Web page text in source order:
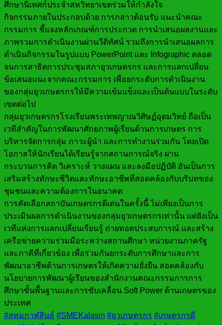
ศึกษานิเทศก์ประจำสหวิทยาเขตร่วมให้กำลังใจ
กิจกรรมภายในประกอบด้วย การกล่าวต้อนรับ แนะนำคณะ
กรรมการ ชี้แจงหลักเกณฑ์การประกวด การนำเสนอผลงานและ
ภาพรวมการดำเนินงานผ่านวีดิทัศน์ รวมถึงการนำเสนอผลการ
ดำเนินกิจกรรมในรูปแบบ PowerPoint และ Infographic ตลอด
จนการสาธิตการประชุมสภายุวเกษตรกร และการแลกเปลี่ยน
ข้อเสนอแนะจากคณะกรรมการ เพื่อยกระดับการดำเนินงาน
ของกลุ่มยุวเกษตรกรให้มีความเข้มแข็งและเป็นต้นแบบในระดับ
เขตต่อไป
กลุ่มยุวเกษตรกรโรงเรียนพระเทพญาณวิศิษฏ์อุดมวิทย์ ถือเป็น
เวทีสำคัญในการพัฒนาศักยภาพผู้เรียนด้านการเกษตร การ
บริหารจัดการกลุ่ม ภาวะผู้นำ และการทำงานร่วมกัน โดยเปิด
โอกาสให้นักเรียนได้เรียนรู้จากสถานการณ์จริง ผ่าน
กระบวนการคิด วิเคราะห์ วางแผน และลงมือปฏิบัติ อันเป็นการ
เสริมสร้างทักษะชีวิตและทักษะอาชีพที่สอดคล้องกับบริบทของ
ชุมชนและความต้องการในอนาคต
การคัดเลือกสถาบันเกษตรกรดีเด่นในครั้งนี้ ไม่เพียงเป็นการ
ประเมินผลการดำเนินงานของกลุ่มยุวเกษตรกรเท่านั้น แต่ยังเป็น
เวทีแห่งการแลกเปลี่ยนเรียนรู้ ถ่ายทอดประสบการณ์ และสร้าง
เครือข่ายความร่วมมือระหว่างสถานศึกษา หน่วยงานภาครัฐ
และภาคีที่เกี่ยวข้อง เพื่อร่วมกันยกระดับการศึกษาและการ
พัฒนาอาชีพด้านการเกษตรให้เกิดความยั่งยืน สอดคล้องกับ
นโยบายการพัฒนาผู้เรียนของสำนักงานคณะกรรมการการ
ศึกษาขั้นพื้นฐานและการขับเคลื่อน Soft Power ด้านเกษตรของ
ประเทศ
#สพมกาฬสินธุ์ #SMEKalasin #ยุวเกษตรกร #เกษตรกรดี